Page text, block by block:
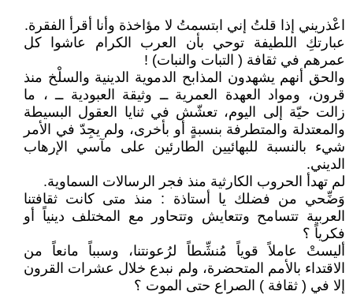
اعْذريني إذا قلتُ إني ابتسمتُ لا مؤاخذة وأنا أقرأ الفقرة.
عبارتكِ اللطيفة توحي بأن العرب الكرام عاشوا كل
عمرهم في ثقافة ( التبات والنبات) !
والحق أنهم يشهدون المذابح الدموية الدينية والسلْخ منذ
قرون، ومواد العهدة العمرية ــ وثيقة العبودية ــ ، ما
زالت حيّة إلى اليوم، تعشّش في ثنايا العقول البسيطة
والمعتدلة والمتطرفة بنسبةٍ أو بأخرى، ولم يجِدّ في الأمر
شيء بالنسبة للبهائيين الطارئين على مآسي الإرهاب
الديني.
لم تهدأ الحروب الكارثية منذ فجر الرسالات السماوية.
وَضِّحي من فضلك يا أستاذة : منذ متى كانت ثقافتنا
العربية تتسامح وتتعايش وتتحاور مع المختلف دينياً أو
فكرياً ؟
أليستْ عاملاً قوياً مُنشِّطاً لرُعونتنا، وسبباً مانعاً من
الاقتداء بالأمم المتحضرة، ولم نبدع خلال عشرات القرون
إلا في ( ثقافة ) الصراع حتى الموت ؟